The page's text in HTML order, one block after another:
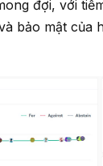
đợi, với
bảo mật của